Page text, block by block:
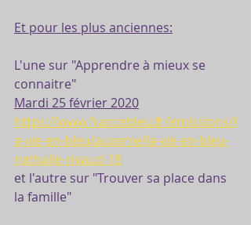
Et pour les plus anciennes:
L'une sur "Apprendre à mieux se
connaitre"
Mardi 25 février 2020
https://www.francebleu.fr/emissions/l
a-vie-en-bleu/auxerre/la-vie-en-bleu-
nathalie-rivaud-18
et l'autre sur "Trouver sa place dans
la famille"